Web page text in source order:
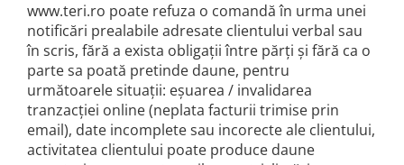
www.teri.ro poate refuza o comandă în urma unei
notificări prealabile adresate clientului verbal sau
în scris, fără a exista obligații între părți și fără ca o
parte sa poată pretinde daune, pentru
următoarele situații: eșuarea / invalidarea
tranzacției online (neplata facturii trimise prin
email), date incomplete sau incorecte ale clientului,
activitatea clientului poate produce daune